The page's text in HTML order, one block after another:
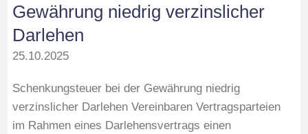
Gewährung niedrig verzinslicher
Darlehen
25.10.2025
Schenkungsteuer bei der Gewährung niedrig
verzinslicher Darlehen Vereinbaren Vertragsparteien
im Rahmen eines Darlehensvertrags einen